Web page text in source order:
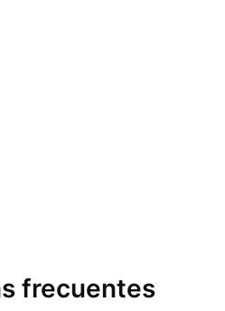
frecuentes